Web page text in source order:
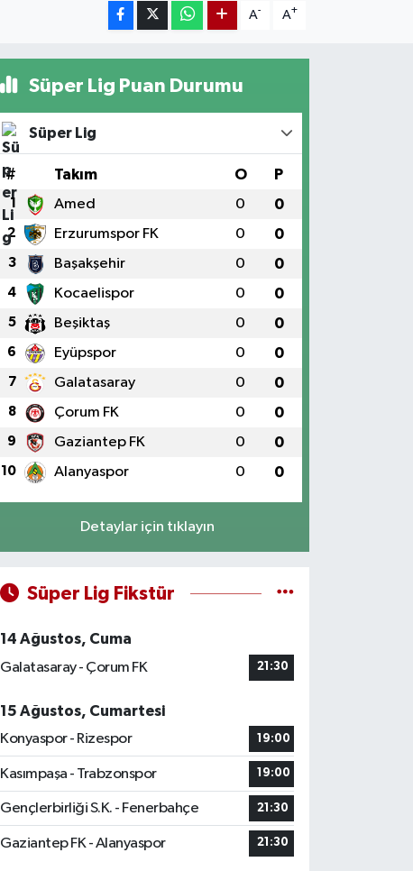
A- A+
Süper Lig Puan Durumu
Süper Lig
# Takım O P
1 Amed 0 0
2 Erzurumspor FK 0 0
3 Başakşehir 0 0
4 Kocaelispor 0 0
5 Beşiktaş 0 0
6 Eyüpspor 0 0
7 Galatasaray 0 0
8 Çorum FK 0 0
9 Gaziantep FK 0 0
10 Alanyaspor 0 0
Detaylar için tıklayın
Süper Lig Fikstür
14 Ağustos, Cuma
Galatasaray - Çorum FK
21:30
15 Ağustos, Cumartesi
Konyaspor - Rizespor
19:00
Kasımpaşa - Trabzonspor 19:00
Gençlerbirliği S.K. - Fenerbahçe 21:30
Gaziantep FK - Alanyaspor 21:30